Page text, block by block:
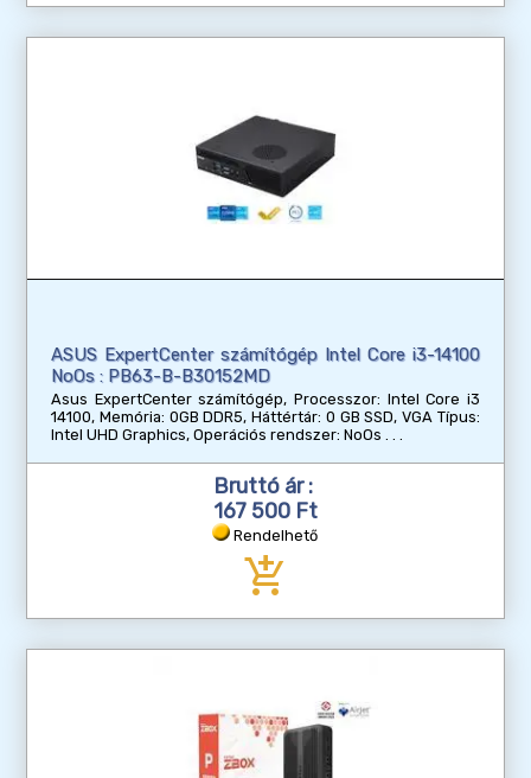
ASUS ExpertCenter számítógép Intel Core i3-14100
NoOs : PB63-B-B30152MD
Asus ExpertCenter számítógép, Processzor: Intel Core i3
14100, Memória: 0GB DDR5, Háttértár: 0 GB SSD, VGA Típus:
Intel UHD Graphics, Operációs rendszer: NoOs
Bruttó ár :
167 500 Ft
Rendelhető
add_shopping_cart